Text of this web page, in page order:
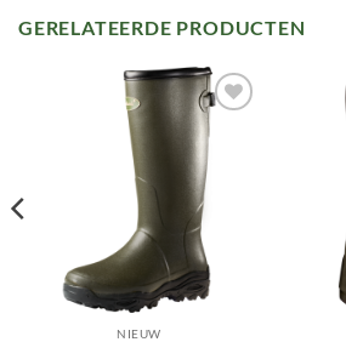
GERELATEERDE PRODUCTEN
Toevoegen
verlanglijst
NIEUW